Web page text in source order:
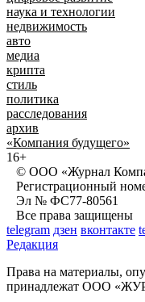
наука и технологии
недвижимость
авто
медиа
крипта
стиль
политика
расследования
архив
«Компания будущего»
16+
© ООО «Журнал
Регистрационный
Эл № ФС77-80561
Все права защищены
telegram дзен вконтакте
Редакция
Права на материалы,
принадлежат ООО